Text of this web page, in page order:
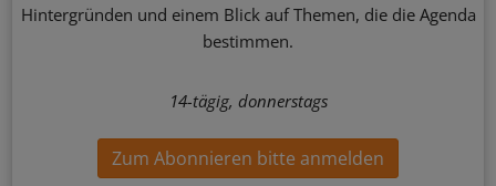
Hintergründen und einem Blick auf Themen, die die Agenda
bestimmen.
14-tägig, donnerstags
Zum Abonnieren bitte anmelden